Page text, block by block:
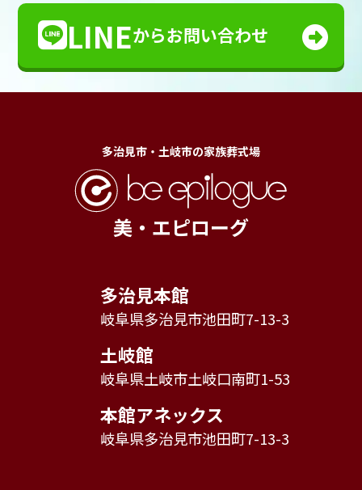
LINEからお問い合わせ
多治見市・土岐市の家族葬式場
美・エピローグ
多治見本館
岐阜県多治見市池田町7-13-3
土岐館
岐阜県土岐市土岐口南町1-53
本館アネックス
岐阜県多治見市池田町7-13-3